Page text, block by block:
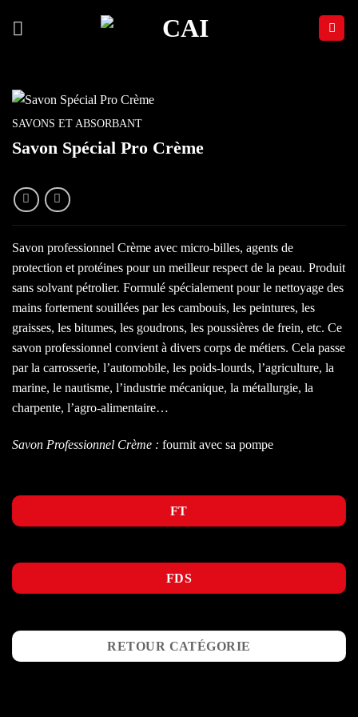
SAVONS ET ABSORBANT
Savon Spécial Pro Crème
Savon professionnel Crème avec micro-billes, agents de
protection et protéines pour un meilleur respect de la peau. Produit
sans solvant pétrolier. Formulé spécialement pour le nettoyage des
mains fortement souillées par les cambouis, les peintures, les
graisses, les bitumes, les goudrons, les poussières de frein, etc. Ce
savon professionnel convient à divers corps de métiers. Cela passe
par la carrosserie, l’automobile, les poids-lourds, l’agriculture, la
marine, le nautisme, l’industrie mécanique, la métallurgie, la
charpente, l’agro-alimentaire…
Savon Professionnel Crème : fournit avec sa pompe
FT
FDS
RETOUR CATÉGORIE